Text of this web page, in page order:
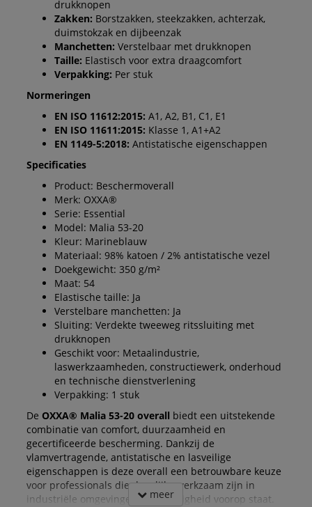
drukknopen
Zakken: Borstzakken, steekzakken, achterzak,
duimstokzak en dijbeenzak
Manchetten: Verstelbaar met drukknopen
Taille: Elastisch voor extra draagcomfort
Verpakking: Per stuk
Normeringen
EN ISO 11612:2015: A1, A2, B1, C1, E1
EN ISO 11611:2015: Klasse 1, A1+A2
EN 1149-5:2018: Antistatische eigenschappen
Specificaties
Product: Beschermoverall
Merk: OXXA®
Serie: Essential
Model: Malia 53-20
Kleur: Marineblauw
Materiaal: 98% katoen / 2% antistatische vezel
Doekgewicht: 350 g/m²
Maat: 54
Elastische taille: Ja
Verstelbare manchetten: Ja
Sluiting: Verdekte tweeweg ritssluiting met
drukknopen
Geschikt voor: Metaalindustrie,
laswerkzaamheden, constructiewerk, onderhoud
en technische dienstverlening
Verpakking: 1 stuk
De OXXA® Malia 53-20 overall biedt een uitstekende
combinatie van comfort, duurzaamheid en
gecertificeerde bescherming. Dankzij de
vlamvertragende, antistatische en lasveilige
eigenschappen is deze overall een betrouwbare keuze
voor professionals die dagelijks werkzaam zijn in
industriële omgevingen waar veiligheid voorop staat.
meer